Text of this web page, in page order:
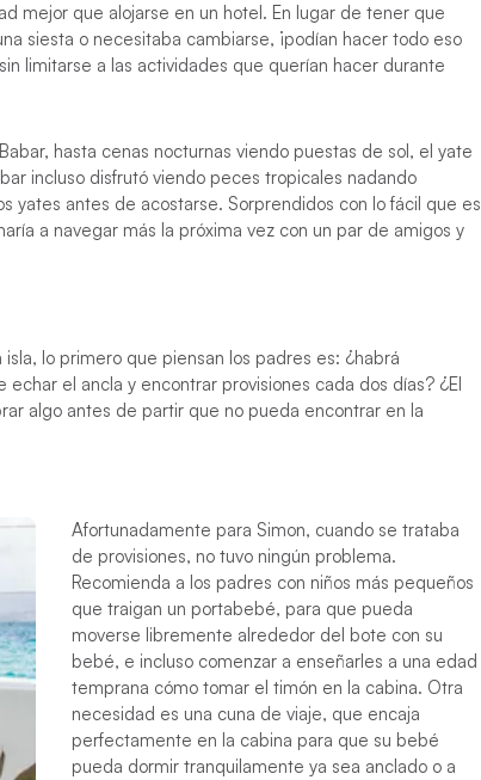
mejor que alojarse en un hotel. En lugar de tener que
siesta o necesitaba cambiarse, ¡podían hacer todo eso
limitarse a las actividades que querían hacer durante
hasta cenas nocturnas viendo puestas de sol, el yate
incluso disfrutó viendo peces tropicales nadando
yates antes de acostarse. Sorprendidos con lo fácil que es
a navegar más la próxima vez con un par de amigos y
lo primero que piensan los padres es: ¿habrá
el ancla y encontrar provisiones cada dos días? ¿El
algo antes de partir que no pueda encontrar en la
Afortunadamente para Simon, cuando se trataba
de provisiones, no tuvo ningún problema.
Recomienda a los padres con niños más pequeños
que traigan un portabebé, para que pueda
moverse libremente alrededor del bote con su
bebé, e incluso comenzar a enseñarles a una edad
temprana cómo tomar el timón en la cabina. Otra
necesidad es una cuna de viaje, que encaja
perfectamente en la cabina para que su bebé
pueda dormir tranquilamente ya sea anclado o a